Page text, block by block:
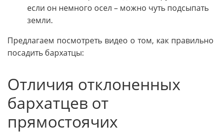
если он немного осел – можно чуть подсыпать
земли.
Предлагаем посмотреть видео о том, как правильно
посадить бархатцы:
Отличия отклоненных
бархатцев от
прямостоячих